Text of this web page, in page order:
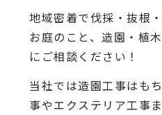
地域密着で伐採・抜根
お庭のこと、造園・植
にご相談ください！
当社では造園工事はも
事やエクステリア工事